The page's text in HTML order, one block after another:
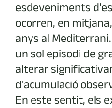
esdeveniments
ocorren, en
anys al
un sol episodi de
alterar
d'acumulació
En este sentit, els